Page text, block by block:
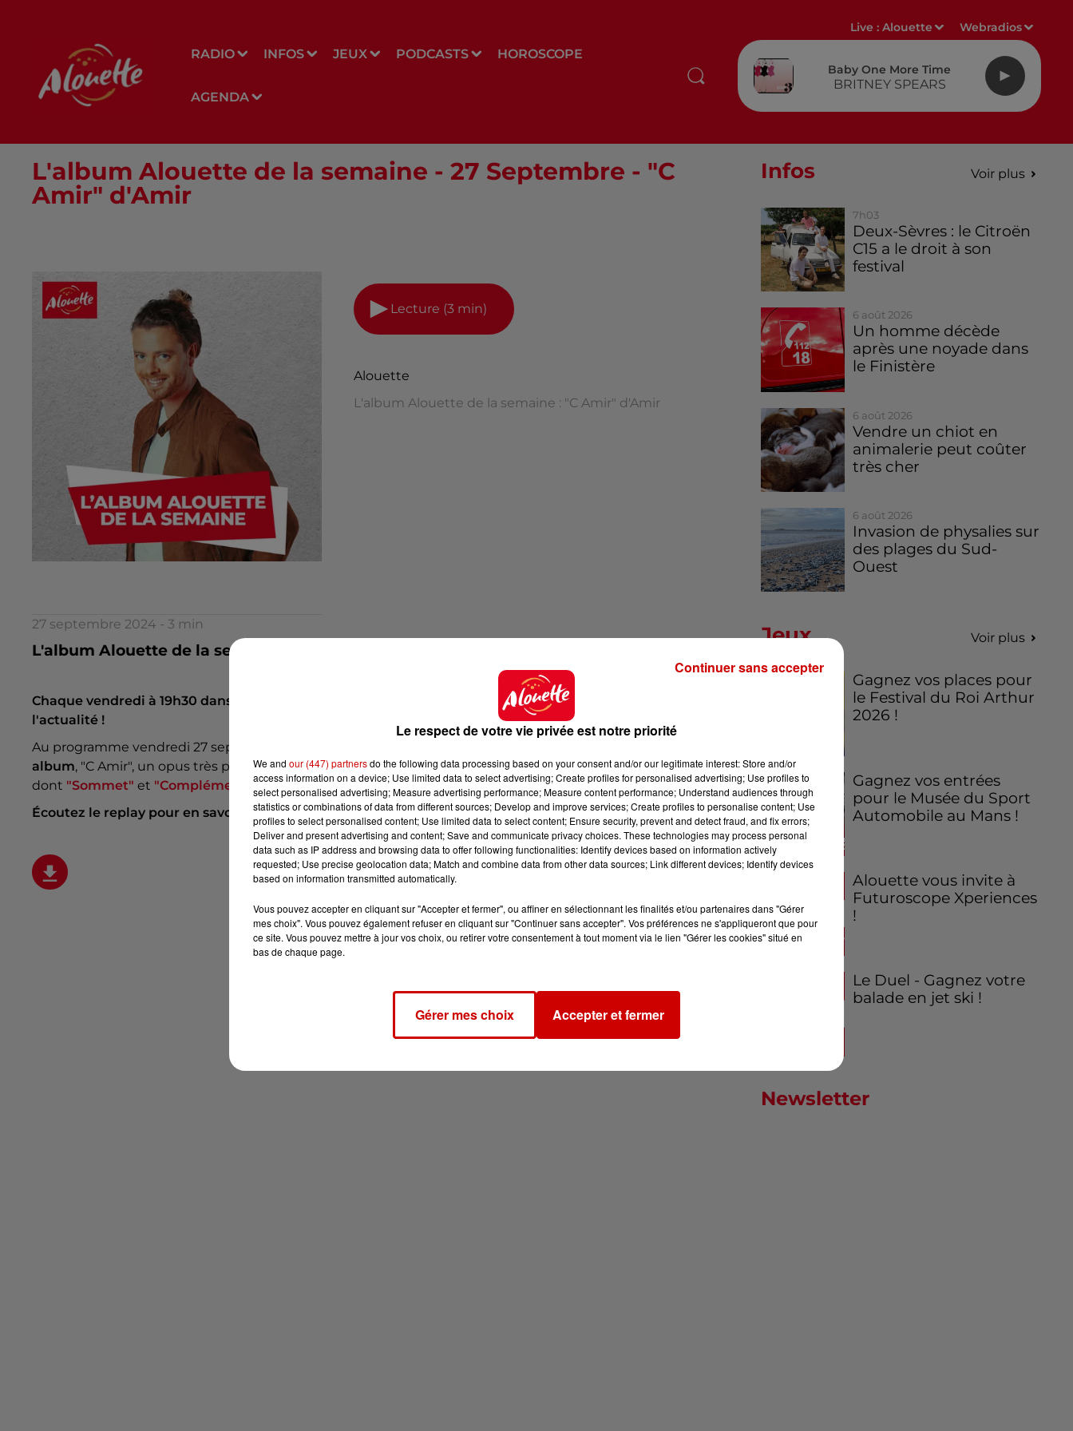
RADIO INFOS JEUX PODCASTS HOROSCOPE
AGENDA
Live :Alouette Webradios
Baby One More Time
BRITNEY SPEARS
L'album Alouette de la semaine - 27 Septembre - "C
Amir" d'Amir
Lecture (3 min)
Alouette
L'album Alouette de la semaine : "C Amir" d'Amir
27 septembre 2024 - 3 min
L'album Alouette de la semaine - 27 Septembre - "C Amir" d'Amir
Chaque vendredi à 19h30 dans L'Access Alouette, apprenez-en plus sur un album musical qui fait
l'actualité !
Au programme vendredi 27 septembre : Amir a dévoilé le 13 septembre dernier son nouvel et
album, "C Amir", un opus très personnel. L'album est composé de12 chansons,
dont "Sommet" et "Complémentaires", et Amir les présente commeles plus importantes de sa carrière.
Écoutez le replay pour en savoir plus :
Infos Voir plus
7h03
Deux-Sèvres : le Citroën
C15 a le droit à son
festival
6 août 2026
Un homme décède
après une noyade dans
le Finistère
6 août 2026
Vendre un chiot en
animalerie peut coûter
très cher
6 août 2026
Invasion de physalies sur
des plages du Sud-
Ouest
Jeux Voir plus
Gagnez vos places pour
le Festival du Roi Arthur
2026 !
Gagnez vos entrées
pour le Musée du Sport
Automobile au Mans !
Alouette vous invite à
Futuroscope Xperiences
!
Le Duel - Gagnez votre
balade en jet ski !
Newsletter
Le respect de votre vie privée est notre priorité
We and our (447) partnersdo the following data processing based on your consent and/or our legitimate interest: Store and/or
access information on a device; Use limited data to select advertising; Create profiles for personalised advertising; Use profiles to
select personalised advertising; Measure advertising performance; Measure content performance; Understand audiences through
statistics or combinations of data from different sources; Develop and improve services; Create profiles to personalise content; Use
profiles to select personalised content; Use limited data to select content; Ensure security, prevent and detect fraud, and fix errors;
Deliver and present advertising and content; Save and communicate privacy choices. These technologies may process personal
data such as IP address and browsing data to offer following functionalities: Identify devices based on information actively
requested; Use precise geolocation data; Match and combine data from other data sources; Link different devices; Identify devices
based on information transmitted automatically.
Vous pouvez accepter en cliquant sur "Accepter et fermer", ou affiner en sélectionnant les finalités et/ou partenaires dans "Gérer
mes choix". Vous pouvez également refuser en cliquant sur "Continuer sans accepter". Vos préférences ne s'appliqueront que pour
ce site. Vous pouvez mettre à jour vos choix, ou retirer votre consentement à tout moment via le lien "Gérer les cookies" situé en
bas de chaque page.
Gérer mes choix Accepter et fermer
Continuer sans accepter